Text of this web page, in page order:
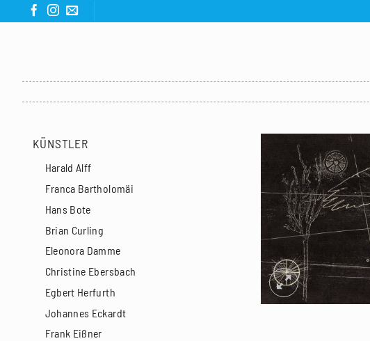
KÜNSTLER
Harald Alff
Franca Bartholomäi
Hans Bote
Brian Curling
Eleonora Damme
Christine Ebersbach
Egbert Herfurth
Johannes Eckardt
Frank Eißner